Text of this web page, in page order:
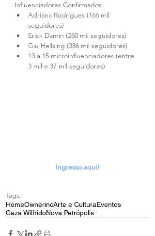
Influenciadores Confirmados
Adriana Rodrigues (166 mil
seguidores)
Erick Damin (280 mil seguidores)
Giu Hellsing (386 mil seguidores)
13 a 15 microinfluenciadores (entre
3 mil e 37 mil seguidores)
Ingresso aqui!
Tags:
HomeOwnerincArte e CulturaEventos
Caza WilfridoNova Petrópolis